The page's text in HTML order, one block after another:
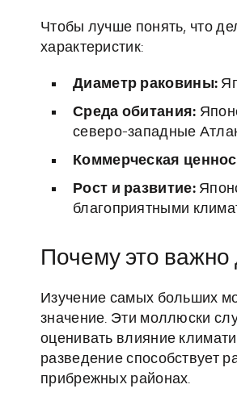
Чтобы лучше понять, что
характеристик:
Диаметр раковины:
Среда обитания:
северо-западные
Коммерческая
Рост и развитие:
благоприятными
Почему это важно
Изучение самых больших
значение. Эти моллюски
оценивать влияние
разведение способствует
прибрежных районах.